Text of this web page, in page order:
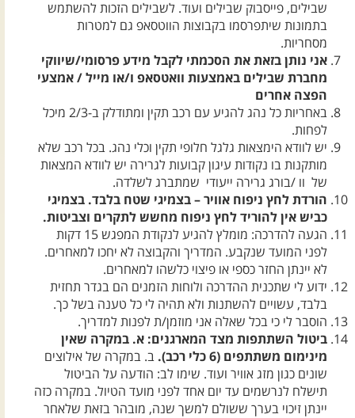
שבילים, פייסבוק שבילים ועוד. לשבילים הזכות להשתמש
בתמונות שיתפרסמו בקבוצות הווטסאפ גם למטרות
מסחריות.
אני נותן בזאת את הסכמתי לקבל מידע פרסומי/שיווקי
מחברת שבילים באמצעות וואטסאפ ו/או מייל / אמצעי
הפצה אחרים
באחריות כל נהג להגיע עם רכב תקין ומתודלק ב-2/3 מיכל
לפחות.
יש לוודא הימצאות גלגל חלופי תקין וכלי נהג. בכל רכב שלא
מותקנות בו נקודות עיגון קבועות לגרירה יש לוודא המצאות
של וו /בורג גרירה ייעודי שמתברג לשלדה.
הורדת לחץ ניפוח אוויר – בצמיגי שטח בלבד. בצמיגי
כביש אין להוריד לחץ ניפוח מחשש לתקרים וצביטות.
הגעה להדרכה: מומלץ להגיע לנקודת המפגש 15 דקות
לפני המועד שנקבע. המדריך והקבוצה לא יחכו למאחרים.
לא יינתן החזר כספי או פיצוי כלשהו למאחרים.
ידוע לי שתכנית ההדרכה ולוחות הזמנים הם בגדר תחזית
בלבד, עשויים להשתנות ולא תהיה לי כל טענה בשל כך.
הוסבר לי כי בכל שאלה אני מוזמן/ת לפנות למדריך.
ביטול השתתפות מצד המארגנים: א. במקרה שאין
מינימום משתתפים (6 כלי רכב).
ב. במקרה של אילוצים
שונים כגון מזג אוויר ועוד. שימו לב: הודעה על הביטול
תישלח לנרשמים עד יום אחד לפני מועד הטיול. במקרה כזה
יינתן זיכוי בערך ששולם למשך שנה, מובהר בזאת שלאחר